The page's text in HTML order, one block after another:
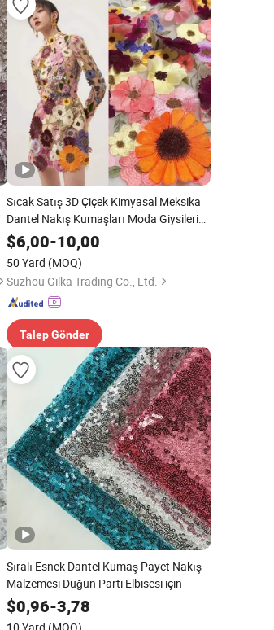
Sıcak Satış 3D Çiçek Kimyasal Meksika
Dantel Nakış Kumaşları Moda Giysileri
için
$6,00-10,00
50 Yard (MOQ)
Suzhou Gilka Trading Co., Ltd.
Talep Gönder
Sıralı Esnek Dantel Kumaş Payet Nakış
Malzemesi Düğün Parti Elbisesi için
$0,96-3,78